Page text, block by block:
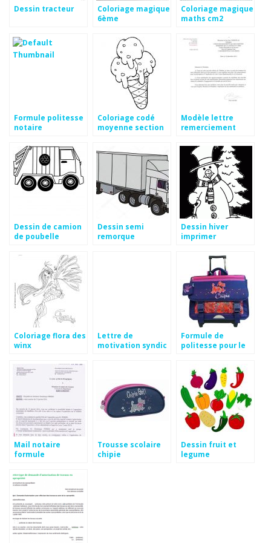
Dessin tracteur
Coloriage magique
6ème
Coloriage magique
maths cm2
Formule politesse
notaire
Coloriage codé
moyenne section
Modèle lettre
remerciement
Dessin de camion
de poubelle
Dessin semi
remorque
Dessin hiver
imprimer
Coloriage flora des
winx
Lettre de
motivation syndic
Formule de
politesse pour le
Mail notaire
formule
Trousse scolaire
chipie
Dessin fruit et
legume